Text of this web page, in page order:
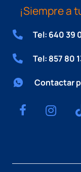
¡Siempre a
Tel: 640 39
Tel: 857 80
Contactar